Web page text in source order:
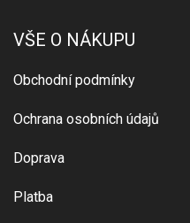
VŠE O NÁKUPU
Obchodní podmínky
Ochrana osobních údajů
Doprava
Platba